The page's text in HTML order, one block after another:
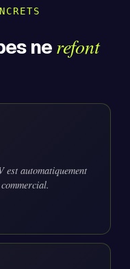
nerefont
est automatiquement